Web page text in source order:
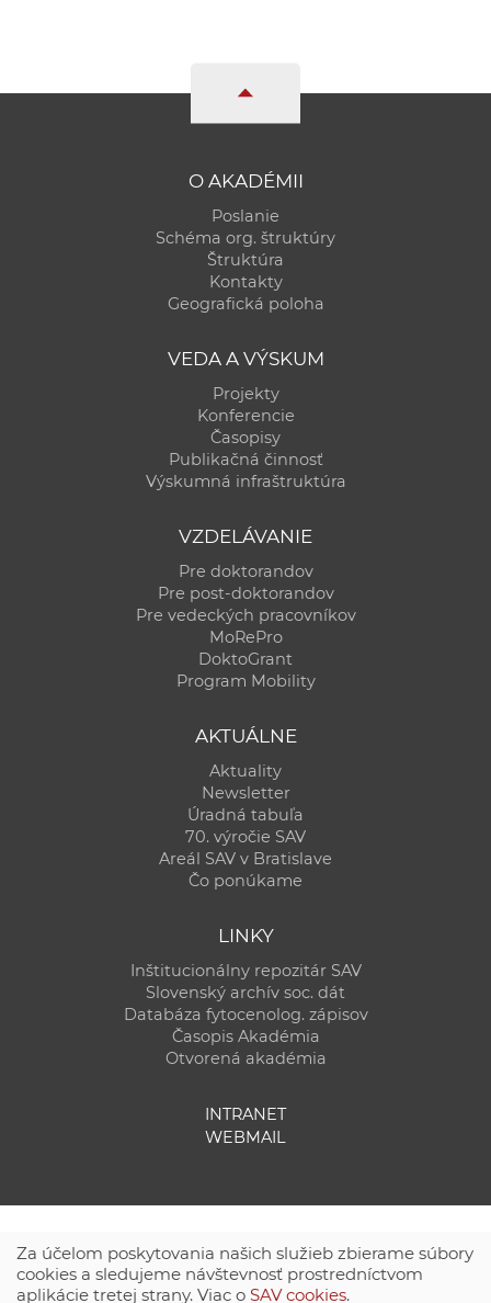
O AKADÉMII
Poslanie
Schéma org. štruktúry
Štruktúra
Kontakty
Geografická poloha
VEDA A VÝSKUM
Projekty
Konferencie
Časopisy
Publikačná činnosť
Výskumná infraštruktúra
VZDELÁVANIE
Pre doktorandov
Pre post-doktorandov
Pre vedeckých pracovníkov
MoRePro
DoktoGrant
Program Mobility
AKTUÁLNE
Aktuality
Newsletter
Úradná tabuľa
70. výročie SAV
Areál SAV v Bratislave
Čo ponúkame
LINKY
Inštitucionálny repozitár SAV
Slovenský archív soc. dát
Databáza fytocenolog. zápisov
Časopis Akadémia
Otvorená akadémia
INTRANET
WEBMAIL
Za účelom poskytovania našich služieb zbierame súbory
cookies a sledujeme návštevnosť prostredníctvom
aplikácie tretej strany. Viac o SAV cookies.